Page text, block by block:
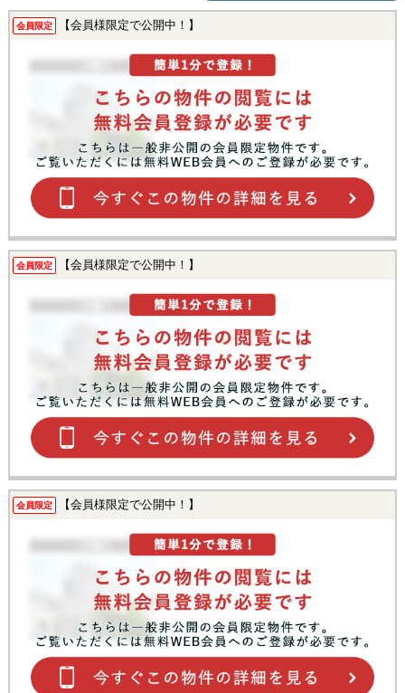
会員限定 【会員様限定で公開中！】
会員限定 【会員様限定で公開中！】
会員限定 【会員様限定で公開中！】